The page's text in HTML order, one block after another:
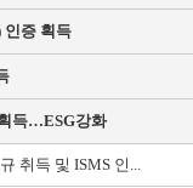
인증 획득
득…ESG강화
취득 및 ISMS 인...